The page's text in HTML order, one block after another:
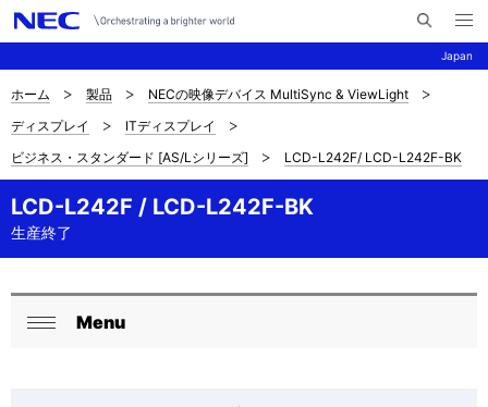
Japan
イ
索
メ
ニ
ュ
ナ
ビ
ゲ
ー
シ
サ
イ
ト
内
の
現
ホーム 製品
NECの映像デバイス MultiSync & ViewLight
ディスプレイ
ITディスプレイ
ビジネス・スタンダード [AS/Lシリーズ]
LCD-L242F/ LCD-L242F-BK
LCD-L242F / LCD-L242F-BK
生産終了
ロ
Menu